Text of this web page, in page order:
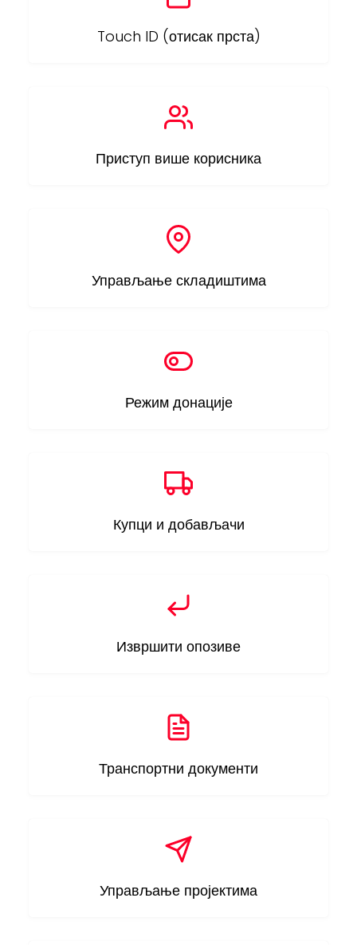
Touch ID (отисак прста)
Приступ више корисника
Управљање складиштима
Режим донације
Купци и добављачи
Извршити опозиве
Транспортни документи
Управљање пројектима